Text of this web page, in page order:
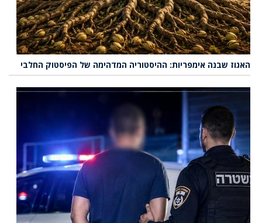
האגוז שבנה אימפריות: ההיסטוריה המדהימה של הפיסטוק החלבי